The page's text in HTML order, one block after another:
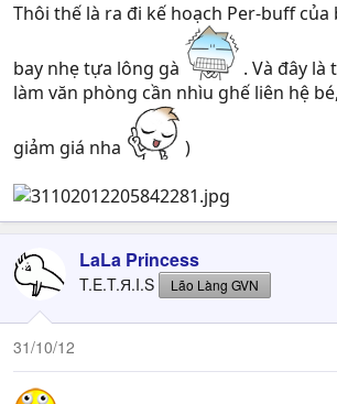
Thôi thế là ra đi kế hoạch Per-buff của
bay nhẹ tựa lông gà
. Và đây là
làm văn phòng cần nhìu ghế liên hệ
giảm giá nha )
LaLa Princess
T.E.T.Я.I.S Lão Làng GVN
31/10/12